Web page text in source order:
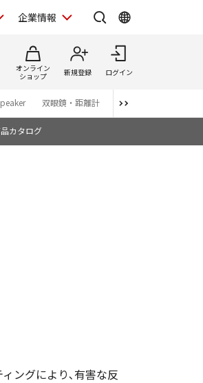
企業情報
オンライン
ショップ
新規登録 ログイン
双眼鏡・距離計 写真集
カタログ
ングにより､有害な反